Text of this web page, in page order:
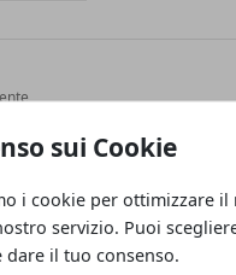
sui Cookie
i cookie per ottimizzare il
servizio. Puoi
dare il tuo consenso.
10